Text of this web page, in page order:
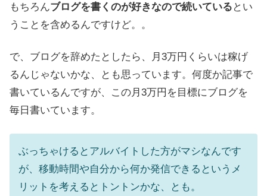
もちろんブログを書くのが好きなので続いている とい
うことを含めるんですけど。。
で、ブログを辞めたとしたら、月3万円くらいは稼げ
るんじゃないかな、とも思っています。何度か記事で
書いているんですが、この月3万円を目標にブログを
毎日書いています。
ぶっちゃけるとアルバイトした方がマシなんです
が、移動時間や自分から何か発信できるというメ
リットを考えるとトントンかな、とも。